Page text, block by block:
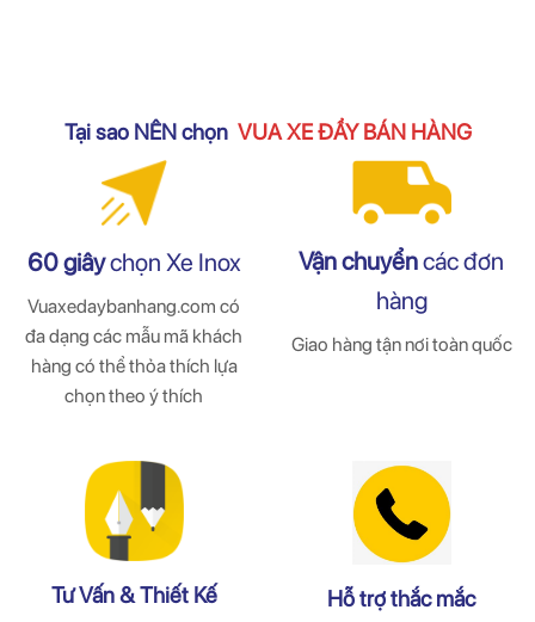
Tại sao NÊN chọn VUA XE ĐẨY BÁN HÀNG
60 giâychọn Xe Inox
Vuaxedaybanhang.com có
đa dạng các mẫu mã khách
hàng có thể thỏa thích lựa
chọn theo ý thích
Vận chuyểncác đơn
hàng
Giao hàng tận nơi toàn quốc
Tư Vấn & Thiết Kế Hỗ trợ thắc mắc